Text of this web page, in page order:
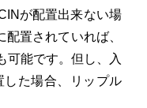
が配置出来ない場
置されていれば、
可能です。但し、入
した場合、リップル